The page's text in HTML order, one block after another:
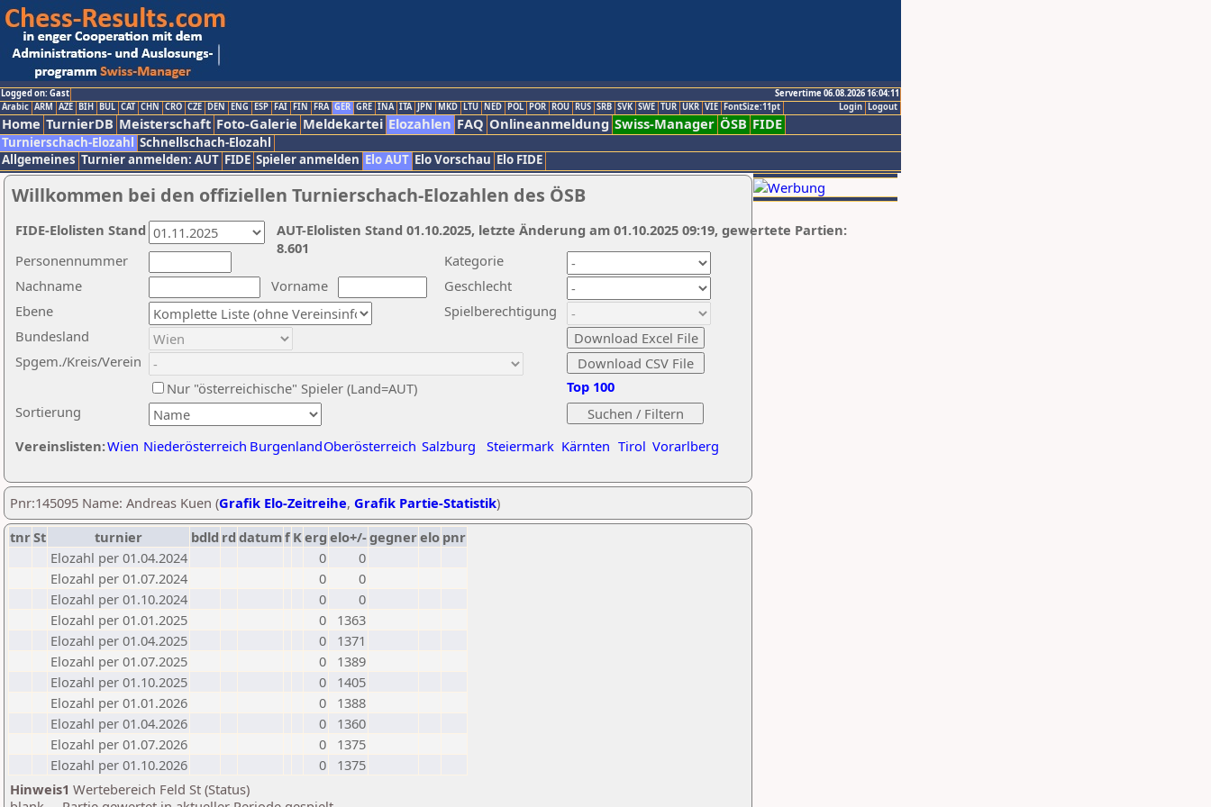
Logged on: Gast
Servertime 06.08.2026 16:04:11
Logout
Login
Arabic ARM AZE BIH BUL CAT CHN CRO CZE DEN ENG ESP FAI FIN FRA GER GRE INA ITA JPN MKD LTU NED POL POR ROU RUS SRB SVK SWE TUR UKR VIE FontSize:11pt
Home TurnierDB Meisterschaft Foto-Galerie Meldekartei Elozahlen FAQ Onlineanmeldung Swiss-Manager ÖSB FIDE
Turnierschach-Elozahl Schnellschach-Elozahl
Allgemeines Turnier anmelden: AUT FIDE Spieler anmelden Elo AUT Elo Vorschau Elo FIDE
Willkommen bei den offiziellen Turnierschach-Elozahlen des ÖSB
Nachname
Vorname
Ebene
Kategorie
Sortierung
Personennummer
Bundesland
Spgem./Kreis/Verein
Geschlecht
Nur "österreichische" Spieler (Land=AUT)
Spielberechtigung
Vereinslisten:Wien Niederösterreich BurgenlandOberösterreich Salzburg Steiermark Kärnten Tirol Vorarlberg
Top 100
AUT-Elolisten Stand 01.10.2025, letzte Änderung am 01.10.2025 09:19, gewertete Partien:
8.601
FIDE-Elolisten Stand
Pnr:145095 Name: Andreas Kuen (Grafik Elo-Zeitreihe, Grafik Partie-Statistik)
tnrSt turnier bdld rd datumf Kerg elo+/-gegnerelo pnr
Elozahl per 01.04.2024
0
0
Elozahl per 01.07.2024
0
0
Elozahl per 01.10.2024
0
0
Elozahl per 01.01.2025
0
1363
Elozahl per 01.04.2025
0
1371
Elozahl per 01.07.2025
0
1389
Elozahl per 01.10.2025
0
1405
Elozahl per 01.01.2026
0
1388
Elozahl per 01.04.2026
0
1360
Elozahl per 01.07.2026
0
1375
Elozahl per 01.10.2026
0
1375
Hinweis1 Wertebereich Feld St (Status)